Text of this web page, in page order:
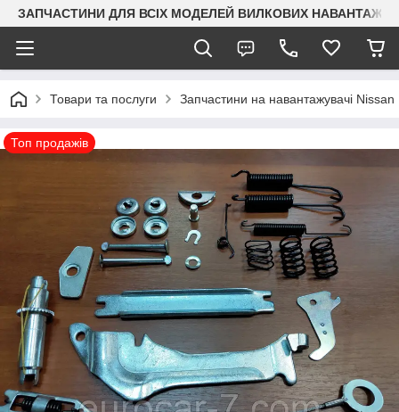
ЗАПЧАСТИНИ ДЛЯ ВСІХ МОДЕЛЕЙ ВИЛКОВИХ
Товари та послуги Запчастини на навантажувачі Nissan
Топ продажів